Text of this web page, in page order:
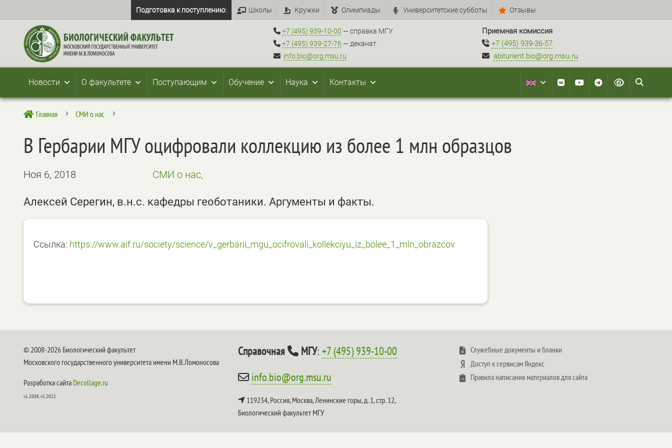
Подготовка к поступлению: Школы Кружки Олимпиады Университетские субботы Отзывы
+7 (495) 939-10-00 — справка МГУ
+7 (495) 939-27-76 — деканат
info.bio@org.msu.ru
Приемная комиссия
+7 (495) 939-36-57
abiturient.bio@org.msu.ru
Новости О факультете Поступающим Обучение Наука Контакты
 Главная 5 СМИ о нас 5
В Гербарии МГУ оцифровали коллекцию из более 1 млн образцов
Ноя 6, 2018 СМИ о нас,
Алексей Серегин, в.н.с. кафедры геоботаники. Аргументы и факты.
Ссылка: https://www.aif.ru/society/science/v_gerbarii_mgu_ocifrovali_kollekciyu_iz_bolee_1_mln_obrazcov
© 2008-2026 Биологический факультет
Московского государственного университета имени М.В.Ломоносова
Разработка сайта Decollage.ru
v1.2008, v2.2022
Справочная МГУ:+7 (495) 939-10-00
info.bio@org.msu.ru
119234, Россия, Москва, Ленинские горы, д. 1, стр. 12,
Биологический факультет МГУ
Служебные документы и бланки
Доступ к сервисам Яндекс
Правила написания материалов для сайта